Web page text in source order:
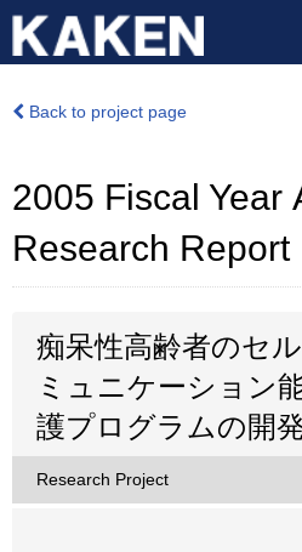
Back to project page
2005 Fiscal Year
Research Report
痴呆性高齢者のセ
ミュニケーション
護プログラムの開
Research Project